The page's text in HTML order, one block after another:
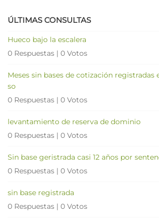
ÚLTIMAS CONSULTAS
Hueco bajo la escalera
0 Respuestas | 0 Votos
Meses sin bases de cotización registradas
so
0 Respuestas | 0 Votos
levantamiento de reserva de dominio
0 Respuestas | 0 Votos
Sin base geristrada casi 12 años por
0 Respuestas | 0 Votos
sin base registrada
0 Respuestas | 0 Votos